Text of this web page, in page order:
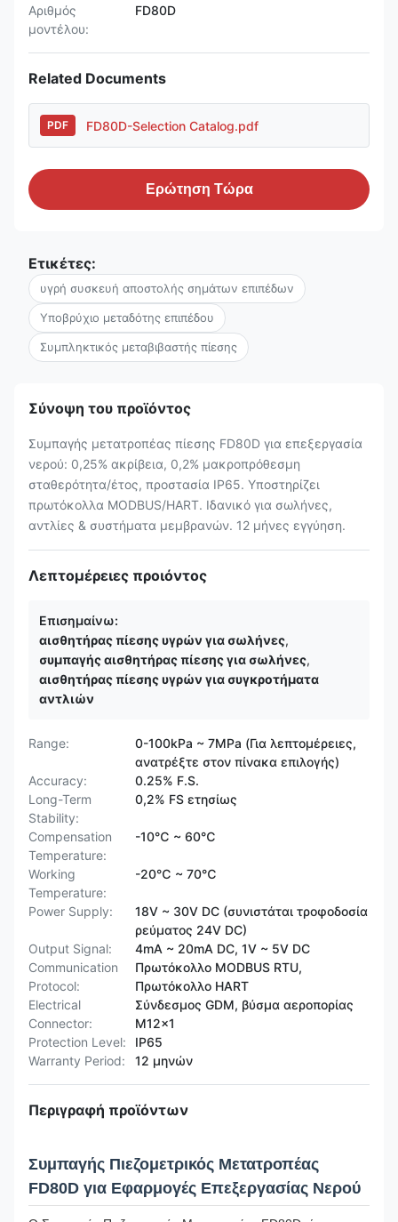
Αριθμός
μοντέλου:
FD80D
Related Documents
PDF FD80D-Selection Catalog.pdf
Ερώτηση Τώρα
Ετικέτες:
υγρή συσκευή αποστολής σημάτων επιπέδων
Υποβρύχιο μεταδότης επιπέδου
Συμπληκτικός μεταβιβαστής πίεσης
Σύνοψη του προϊόντος
Συμπαγής μετατροπέας πίεσης FD80D για επεξεργασία
νερού: 0,25% ακρίβεια, 0,2% μακροπρόθεσμη
σταθερότητα/έτος, προστασία IP65. Υποστηρίζει
πρωτόκολλα MODBUS/HART. Ιδανικό για σωλήνες,
αντλίες & συστήματα μεμβρανών. 12 μήνες εγγύηση.
Λεπτομέρειες προιόντος
Επισημαίνω:
αισθητήρας πίεσης υγρών για σωλήνες,
συμπαγής αισθητήρας πίεσης για σωλήνες,
αισθητήρας πίεσης υγρών για συγκροτήματα
αντλιών
Range:
0-100kPa ~ 7MPa (Για λεπτομέρειες,
ανατρέξτε στον πίνακα επιλογής)
Accuracy:
0.25% F.S.
Long-Term
Stability:
0,2% FS ετησίως
Compensation
Temperature:
-10℃ ~ 60℃
Working
Temperature:
-20℃ ~ 70℃
Power Supply:
18V ~ 30V DC (συνιστάται τροφοδοσία
ρεύματος 24V DC)
Output Signal:
4mA ~ 20mA DC, 1V ~ 5V DC
Communication
Protocol:
Πρωτόκολλο MODBUS RTU,
Πρωτόκολλο HART
Electrical
Connector:
Σύνδεσμος GDM, βύσμα αεροπορίας
M12x1
Protection Level:
IP65
Warranty Period:
12 μηνών
Περιγραφή προϊόντων
Συμπαγής Πιεζομετρικός Μετατροπέας
FD80D για Εφαρμογές Επεξεργασίας Νερού